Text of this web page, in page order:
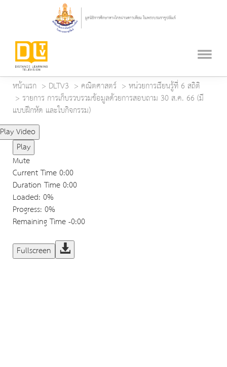
หน้าแรก DLTV3 คณิตศาสตร์
หน่วยการเรียนรู้ที่ 6 สถิติ
รายการ การเก็บรวบรวมข้อมูลด้วยการสอบถาม 30 ส.ค. 66 (มี
แบบฝึกหัด และใบกิจกรรม)
Play Video
Play
Mute
Current Time0:00
Duration Time0:00
Loaded: 0%
Progress: 0%
Remaining Time-0:00
Fullscreen